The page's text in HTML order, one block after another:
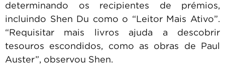
determinando os recipientes de prémios,
incluindo Shen Du como o “Leitor Mais Ativo”.
“Requisitar mais livros ajuda a descobrir
tesouros escondidos, como as obras de Paul
Auster”, observou Shen.